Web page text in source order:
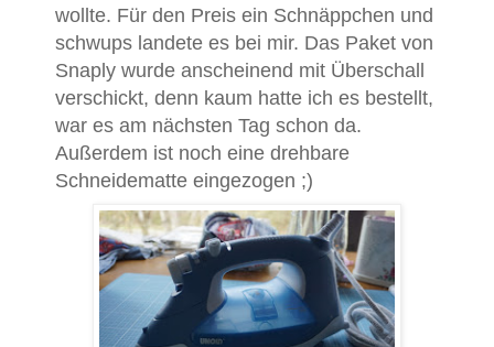
wollte. Für den Preis ein Schnäppchen und
schwups landete es bei mir. Das Paket von
Snaply wurde anscheinend mit Überschall
verschickt, denn kaum hatte ich es bestellt,
war es am nächsten Tag schon da.
Außerdem ist noch eine drehbare
Schneidematte eingezogen ;)